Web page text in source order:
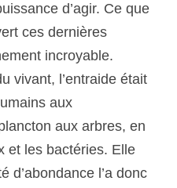
d’agir. Ce que
ces dernières
incroyable.
vivant, l’entraide était
aux
aux arbres, en
et les bactéries. Elle
d’abondance l’a donc